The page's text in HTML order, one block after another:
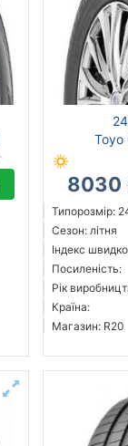
Toyo
8030
Типорозмір:
Сезон: літня
Індекс
Посиленість:
Рік
Країна:
Магазин: R20